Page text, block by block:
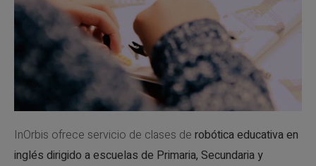
InOrbis ofrece servicio de clases de robótica educativa en
inglés dirigido a escuelas de Primaria, Secundaria y